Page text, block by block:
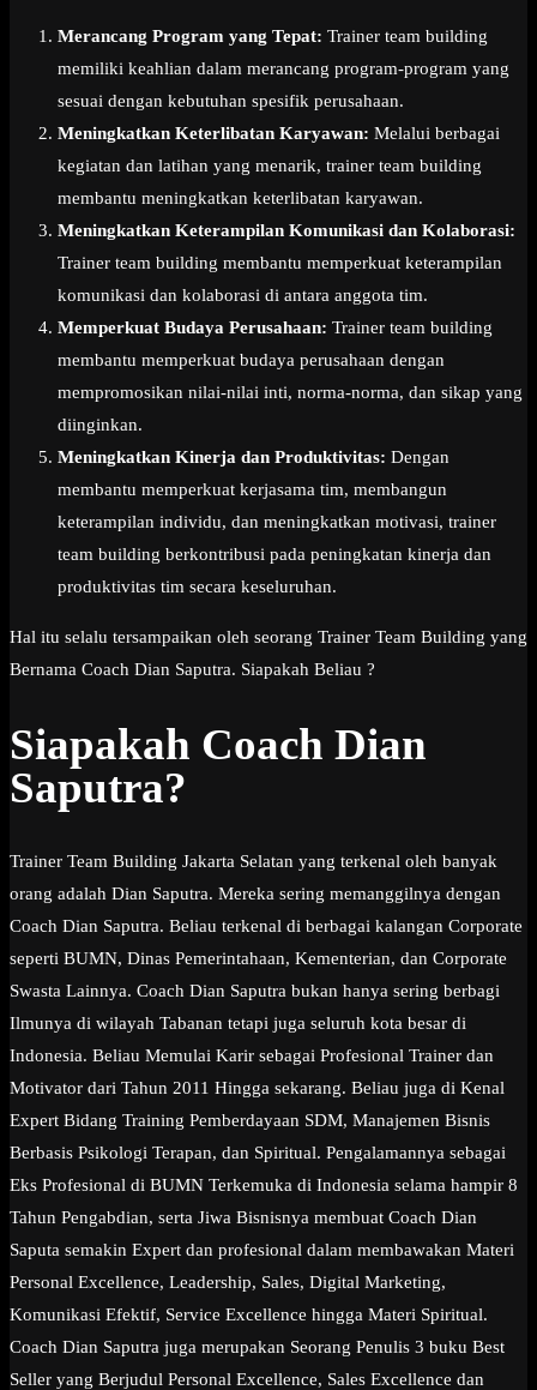
Merancang Program yang Tepat: Trainer team building
memiliki keahlian dalam merancang program-program yang
sesuai dengan kebutuhan spesifik perusahaan.
Meningkatkan Keterlibatan Karyawan: Melalui berbagai
kegiatan dan latihan yang menarik, trainer team building
membantu meningkatkan keterlibatan karyawan.
Meningkatkan Keterampilan Komunikasi dan Kolaborasi:
Trainer team building membantu memperkuat keterampilan
komunikasi dan kolaborasi di antara anggota tim.
Memperkuat Budaya Perusahaan: Trainer team building
membantu memperkuat budaya perusahaan dengan
mempromosikan nilai-nilai inti, norma-norma, dan sikap yang
diinginkan.
Meningkatkan Kinerja dan Produktivitas: Dengan
membantu memperkuat kerjasama tim, membangun
keterampilan individu, dan meningkatkan motivasi, trainer
team building berkontribusi pada peningkatan kinerja dan
produktivitas tim secara keseluruhan.
Hal itu selalu tersampaikan oleh seorang Trainer Team Building yang
Bernama Coach Dian Saputra. Siapakah Beliau ?
Siapakah Coach Dian
Saputra?
Trainer Team Building Jakarta Selatan yang terkenal oleh banyak
orang adalah Dian Saputra. Mereka sering memanggilnya dengan
Coach Dian Saputra. Beliau terkenal di berbagai kalangan Corporate
seperti BUMN, Dinas Pemerintahaan, Kementerian, dan Corporate
Swasta Lainnya. Coach Dian Saputra bukan hanya sering berbagi
Ilmunya di wilayah Tabanan tetapi juga seluruh kota besar di
Indonesia. Beliau Memulai Karir sebagai Profesional Trainer dan
Motivator dari Tahun 2011 Hingga sekarang. Beliau juga di Kenal
Expert Bidang Training Pemberdayaan SDM, Manajemen Bisnis
Berbasis Psikologi Terapan, dan Spiritual. Pengalamannya sebagai
Eks Profesional di BUMN Terkemuka di Indonesia selama hampir 8
Tahun Pengabdian, serta Jiwa Bisnisnya membuat Coach Dian
Saputa semakin Expert dan profesional dalam membawakan Materi
Personal Excellence, Leadership, Sales, Digital Marketing,
Komunikasi Efektif, Service Excellence hingga Materi Spiritual.
Coach Dian Saputra juga merupakan Seorang Penulis 3 buku Best
Seller yang Berjudul Personal Excellence, Sales Excellence dan